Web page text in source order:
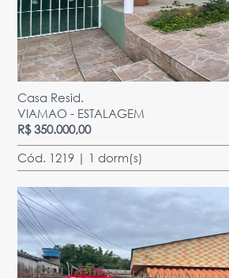
Casa Resid.
VIAMAO - ESTALAGEM
R$ 350.000,00
Cód. 1219 | 1 dorm(s)